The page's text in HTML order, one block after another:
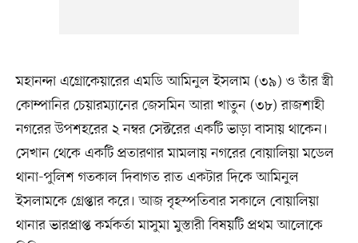
মহানন্দা এগ্রোকেয়ারের এমডি আমিনুল ইসলাম (৩৯) ও তাঁর স্ত্রী
কোম্পানির চেয়ারম্যানের জেসমিন আরা খাতুন (৩৮) রাজশাহী
নগরের উপশহরের ২ নম্বর সেক্টরের একটি ভাড়া বাসায় থাকেন।
সেখান থেকে একটি প্রতারণার মামলায় নগরের বোয়ালিয়া মডেল
থানা-পুলিশ গতকাল দিবাগত রাত একটার দিকে আমিনুল
ইসলামকে গ্রেপ্তার করে। আজ বৃহস্পতিবার সকালে বোয়ালিয়া
থানার ভারপ্রাপ্ত কর্মকর্তা মাসুমা মুস্তারী বিষয়টি প্রথম আলোকে